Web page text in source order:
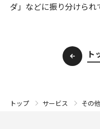
ダ」などに振り分けら
ト
トップ サービス その他